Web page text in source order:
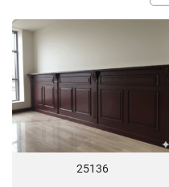
in
25136